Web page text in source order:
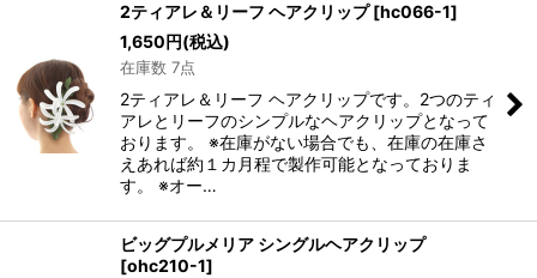
2ティアレ＆リーフ ヘアクリップ [hc066-1]
1,650円(税込)
在庫数 7点
2ティアレ＆リーフ ヘアクリップです。2つのティ
アレとリーフのシンプルなヘアクリップとなって
おります。 ※在庫がない場合でも、在庫の在庫さ
えあれば約１カ月程で製作可能となっておりま
す。 ※オー…
ビッグプルメリア シングルヘアクリップ
[ohc210-1]